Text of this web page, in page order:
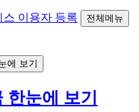
스 이용자 등록 전체메뉴
에 보기
한눈에 보기